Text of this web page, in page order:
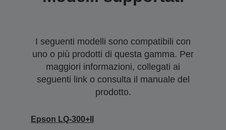
I seguenti modelli sono compatibili con
uno o più prodotti di questa gamma. Per
maggiori informazioni, collegati ai
seguenti link o consulta il manuale del
prodotto.
Epson LQ-300+II